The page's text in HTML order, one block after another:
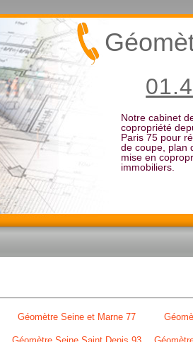
Notre cabinet
copropriété
Paris 75 pour
de coupe, plan
mise en
immobiliers.
Géomètre Seine et Marne 77